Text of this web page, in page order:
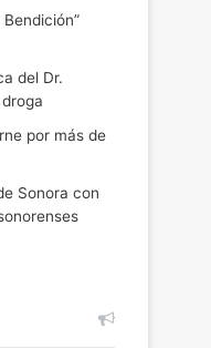
del Dr.
por más de
Sonora con